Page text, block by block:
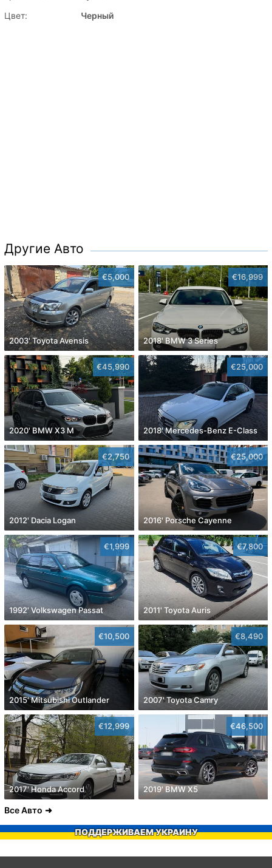
Цвет:
Черный
Другие Авто
€5,000
2003' Toyota Avensis
€16,999
2018' BMW 3 Series
€45,990
2020' BMW X3 M
€25,000
2018' Mercedes-Benz E-Class
€2,750
2012' Dacia Logan
€25,000
2016' Porsche Cayenne
€1,999
1992' Volkswagen Passat
€7,800
2011' Toyota Auris
€10,500
2015' Mitsubishi Outlander
€8,490
2007' Toyota Camry
€12,999
2017' Honda Accord
€46,500
2019' BMW X5
Все Авто
ПОДДЕРЖИВАЕМ УКРАИНУ